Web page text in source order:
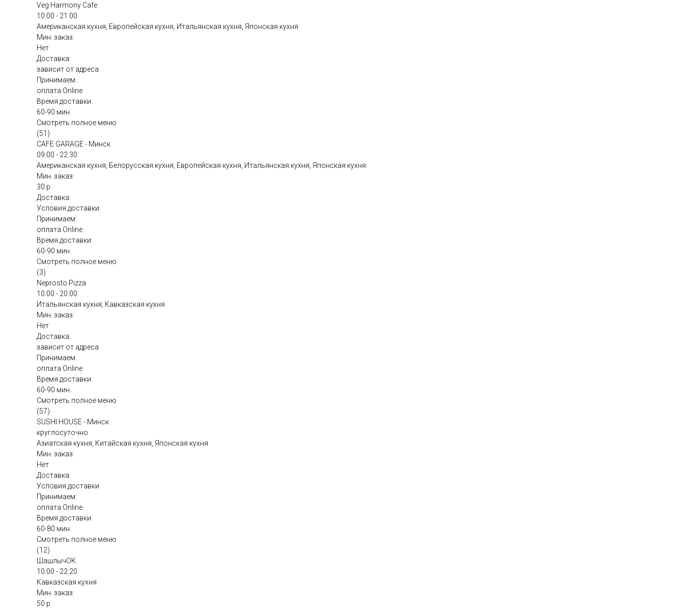
Veg Harmony Cafe
10:00 - 21:00
Американская кухня, Европейская кухня, Итальянская кухня, Японская кухня
Мин. заказ:
Нет
Доставка:
зависит от адреса
Принимаем:
оплата Online
Время доставки:
60-90 мин.
Смотреть полное меню
(51)
CAFE GARAGE - Минск
09:00 - 22:30
Американская кухня, Белорусская кухня, Европейская кухня, Итальянская кухня, Японская кухня
Мин. заказ:
30 р
Доставка:
Условия доставки
Принимаем:
оплата Online
Время доставки:
60-90 мин.
Смотреть полное меню
(3)
Neprosto Pizza
10:00 - 20:00
Итальянская кухня, Кавказская кухня
Мин. заказ:
Нет
Доставка:
зависит от адреса
Принимаем:
оплата Online
Время доставки:
60-90 мин.
Смотреть полное меню
(57)
SUSHI HOUSE - Минск
круглосуточно
Азиатская кухня, Китайская кухня, Японская кухня
Мин. заказ:
Нет
Доставка:
Условия доставки
Принимаем:
оплата Online
Время доставки:
60-80 мин.
Смотреть полное меню
(12)
ШашлычОК
10:00 - 22:20
Кавказская кухня
Мин. заказ:
50 р